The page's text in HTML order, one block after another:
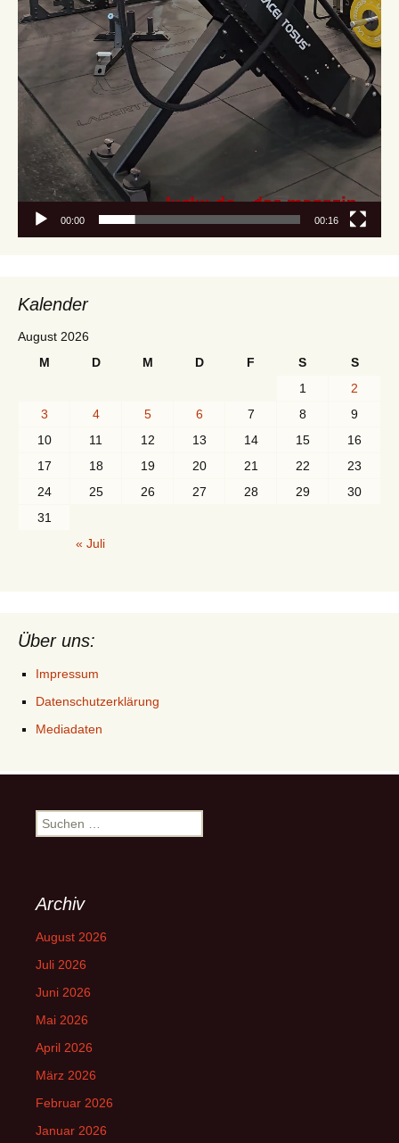
00:00 00:16
Kalender
August 2026
M
D M D F S
S
1
2
3
4 5 6 7 8
9
10
11 12 13 14 15
16
17
18 19 20 21 22
23
24
25 26 27 28 29
30
31
« Juli
Über uns:
Impressum
Datenschutzerklärung
Mediadaten
Suchen
nach:
Archiv
August 2026
Juli 2026
Juni 2026
Mai 2026
April 2026
März 2026
Februar 2026
Januar 2026